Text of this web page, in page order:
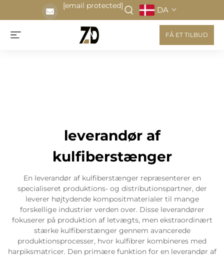
[email protected] DA
FÅ ET TILBUD
leverandør af
kulfiberstænger
En leverandør af kulfiberstænger repræsenterer en
specialiseret produktions- og distributionspartner, der
leverer højtydende kompositmaterialer til mange
forskellige industrier verden over. Disse leverandører
fokuserer på produktion af letvægts, men ekstraordinært
stærke kulfiberstænger gennem avancerede
produktionsprocesser, hvor kulfibrer kombineres med
harpiksmatricer. Den primære funktion for en leverandør af